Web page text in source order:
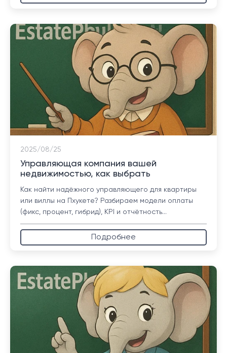
2025/08/25
Управляющая компания вашей
недвижимостью, как выбрать
Как найти надёжного управляющего для квартиры
или виллы на Пхукете? Разбираем модели оплаты
(фикс, процент, гибрид), KPI и отчётность...
Подробнее